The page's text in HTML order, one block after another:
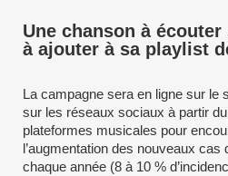
Une chanson à
à ajouter à sa playlist
La campagne sera en ligne sur le
sur les réseaux sociaux à partir
plateformes musicales pour
l’augmentation des nouveaux
chaque année (8 à 10 %